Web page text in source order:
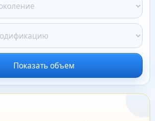
Показать объем